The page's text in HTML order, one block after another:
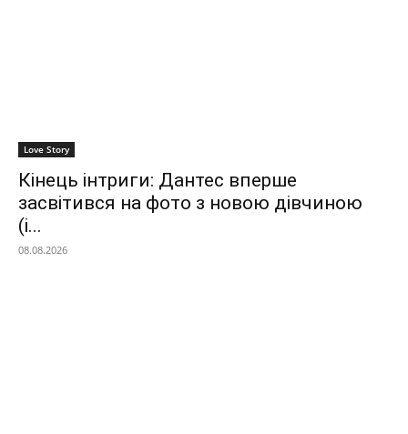
Love Story
Кінець інтриги: Дантес вперше
засвітився на фото з новою дівчиною
(і...
08.08.2026